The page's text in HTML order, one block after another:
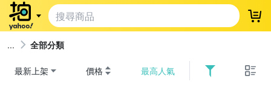
登
全部分類
最新上架 價格 最高人氣